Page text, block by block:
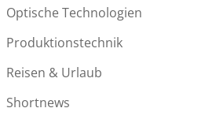
Optische Technologien
Produktionstechnik
Reisen & Urlaub
Shortnews